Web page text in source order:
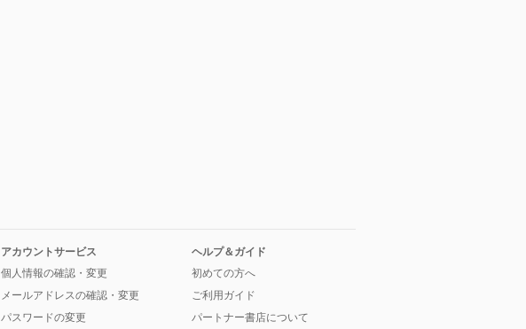
アカウントサービス
個人情報の確認・変更
メールアドレスの確認・変更
パスワードの変更
ヘルプ＆ガイド
初めての方へ
ご利用ガイド
パートナー書店について